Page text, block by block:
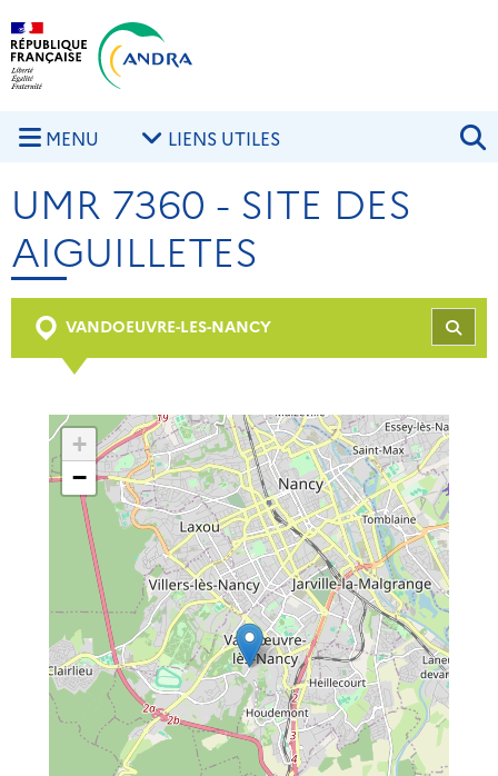
Aller au contenu principal
MENU LIENS UTILES
UMR 7360 - SITE DES
AIGUILLETES
VANDOEUVRE-LES-NANCY
+
−